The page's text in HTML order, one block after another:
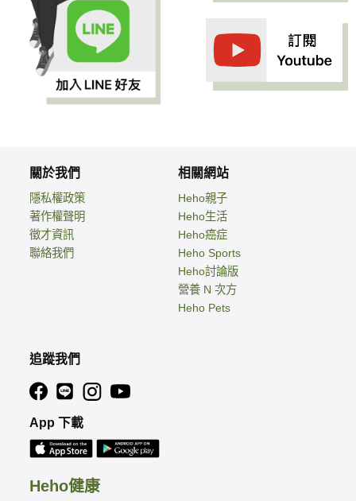
Heho健康
關於我們
隱私權政策
著作權聲明
徵才資訊
聯絡我們
相關網站
Heho親子
Heho生活
Heho癌症
Heho Sports
Heho討論版
營養 N 次方
Heho Pets
追蹤我們
App 下載